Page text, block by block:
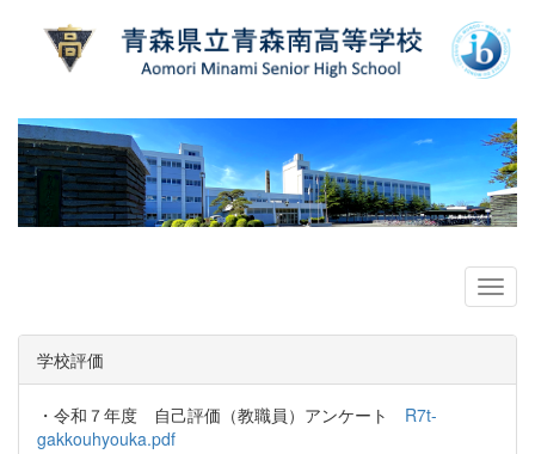
学校評価
・令和７年度 自己評価（教職員）アンケート R7t-
gakkouhyouka.pdf